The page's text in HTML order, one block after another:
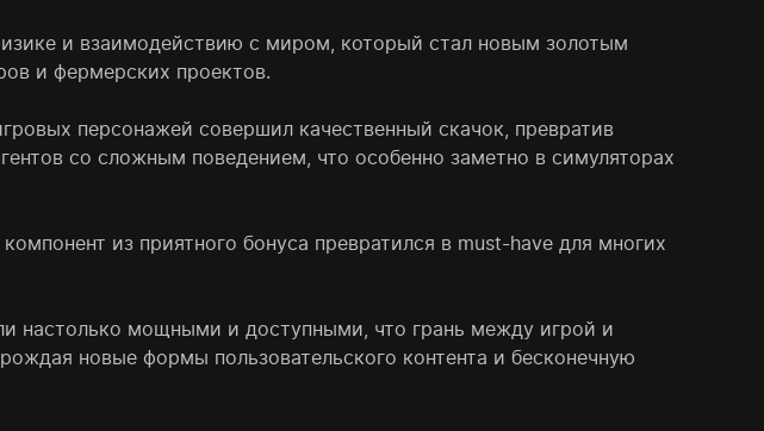
и взаимодействию с миром, который стал новым золотым
и фермерских проектов.
персонажей совершил качественный скачок, превратив
со сложным поведением, что особенно заметно в симуляторах
из приятного бонуса превратился в must-have для многих
настолько мощными и доступными, что грань между игрой и
новые формы пользовательского контента и бесконечную